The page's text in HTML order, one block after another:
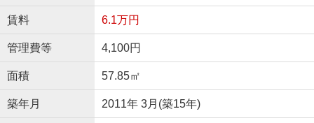
賃料 6.1万円
管理費等 4,100円
面積 57.85㎡
築年月 2011年 3月(築15年)